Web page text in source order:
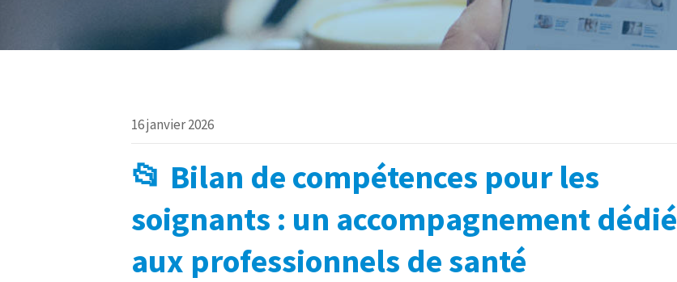
16 janvier 2026
📂 Bilan de compétences pour les
soignants : un accompagnement dédié
aux professionnels de santé